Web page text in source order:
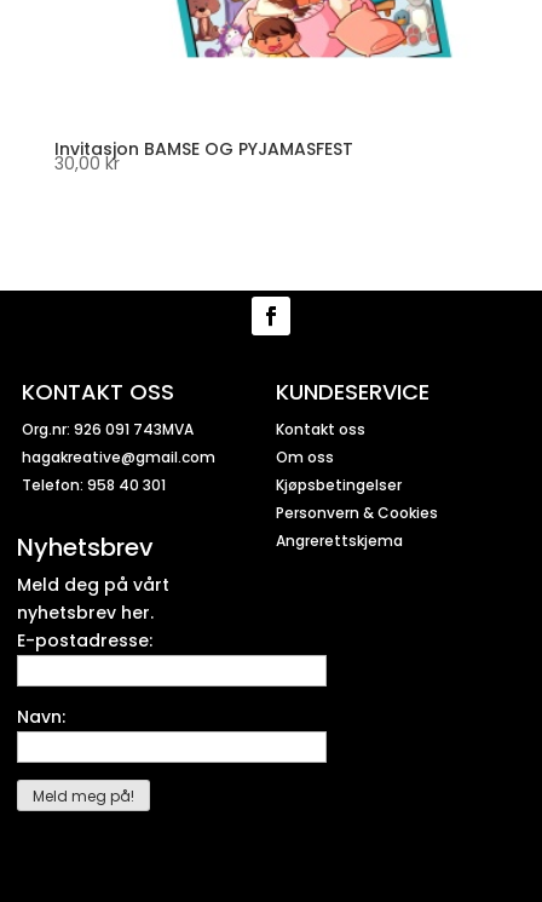
Invitasjon BAMSE OG PYJAMASFEST
30,00kr
KONTAKT OSS
Org.nr: 926 091 743MVA
hagakreative@gmail.com
Telefon: 958 40 301
Nyhetsbrev
Meld deg på vårt
nyhetsbrev her.
E-postadresse:
Navn:
KUNDESERVICE
Kontakt oss
Om oss
Kjøpsbetingelser
Personvern & Cookies
Angrerettskjema